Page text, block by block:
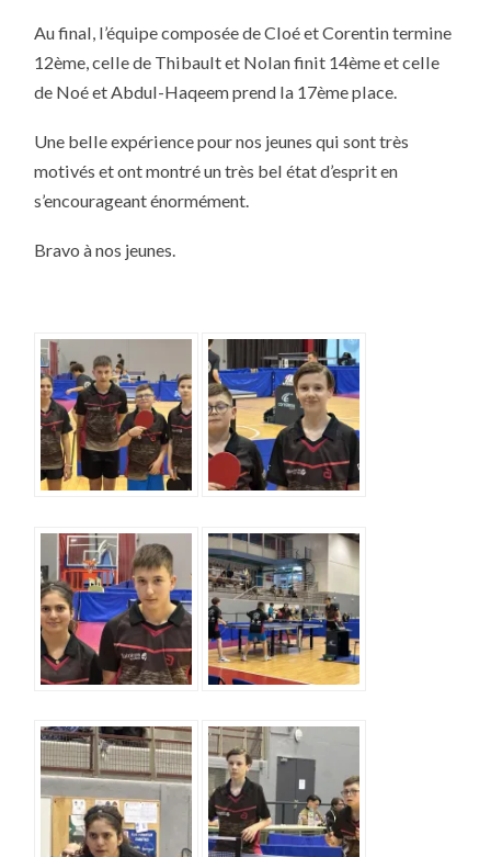
Au final, l’équipe composée de Cloé et Corentin termine
12ème, celle de Thibault et Nolan finit 14ème et celle
de Noé et Abdul-Haqeem prend la 17ème place.
Une belle expérience pour nos jeunes qui sont très
motivés et ont montré un très bel état d’esprit en
s’encourageant énormément.
Bravo à nos jeunes.